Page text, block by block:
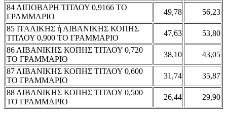
84 ΛΙΠΟΒΑΡΗ ΤΙΤΛΟΥ 0,9166 ΤΟ
ΓΡΑΜΜΑΡΙΟ
49,78
56,23
85 ΙΤΑΛΙΚΗΣ ή ΛΙΒΑΝΙΚΗΣ ΚΟΠΗΣ
ΤΙΤΛΟΥ 0,900 ΤΟ ΓΡΑΜΜΑΡΙΟ
47,63
53,80
86 ΛΙΒΑΝΙΚΗΣ ΚΟΠΗΣ ΤΙΤΛΟΥ 0,720
ΤΟ ΓΡΑΜΜΑΡΙΟ
38,10
43,05
87 ΛΙΒΑΝΙΚΗΣ ΚΟΠΗΣ ΤΙΤΛΟΥ 0,600
ΤΟ ΓΡΑΜΜΑΡΙΟ
31,74
35,87
88 ΛΙΒΑΝΙΚΗΣ ΚΟΠΗΣ ΤΙΤΛΟΥ 0,500
ΤΟ ΓΡΑΜΜΑΡΙΟ
26,44 29,90